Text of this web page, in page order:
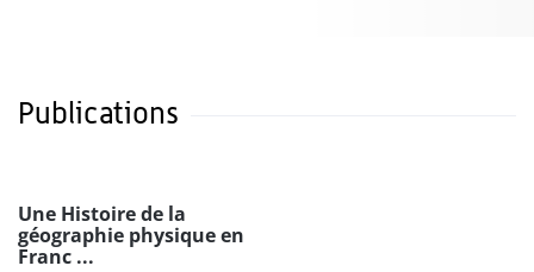
Publications
Une Histoire de la
géographie physique en
Franc ...